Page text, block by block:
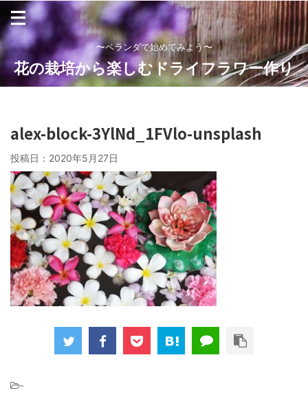
〜ベランダで始めてみよう〜
花の栽培から楽しむドライフラワー作り
alex-block-3YlNd_1FVlo-unsplash
投稿日： 2020年5月27日
-